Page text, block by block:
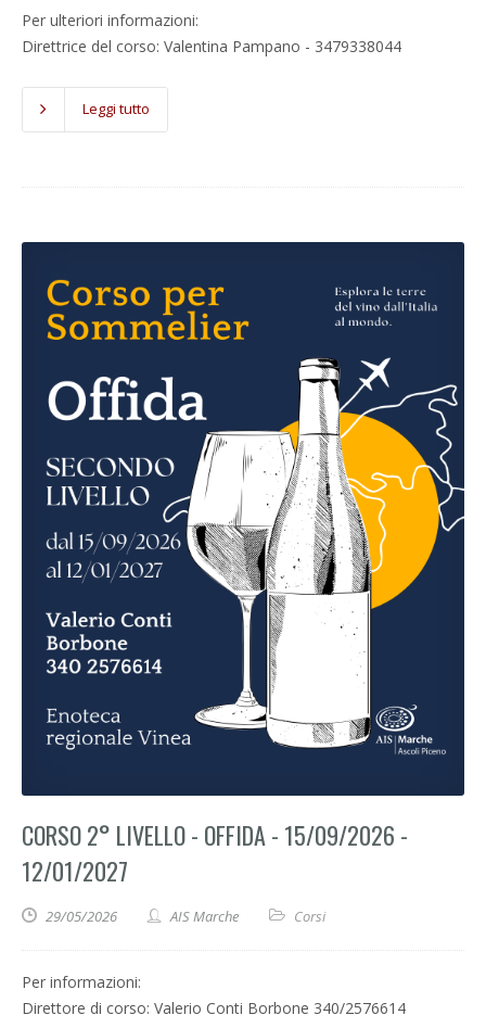
Per ulteriori informazioni:
Direttrice del corso: Valentina Pampano - 3479338044
Leggi tutto
CORSO 2° LIVELLO - OFFIDA - 15/09/2026 -
12/01/2027
29/05/2026 AIS Marche Corsi
Per informazioni:
Direttore di corso: Valerio Conti Borbone 340/2576614